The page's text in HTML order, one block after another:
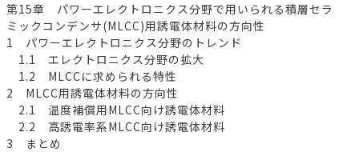
第15章 パワーエレクトロニクス分野で用いられる積層セラ
ミックコンデンサ(MLCC)用誘電体材料の方向性
1 パワーエレクトロニクス分野のトレンド
1.1 エレクトロニクス分野の拡大
1.2 MLCCに求められる特性
2 MLCC用誘電体材料の方向性
2.1 温度補償用MLCC向け誘電体材料
2.2 高誘電率系MLCC向け誘電体材料
3 まとめ